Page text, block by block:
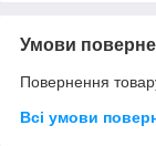
Умови
Повернення
Всі умови